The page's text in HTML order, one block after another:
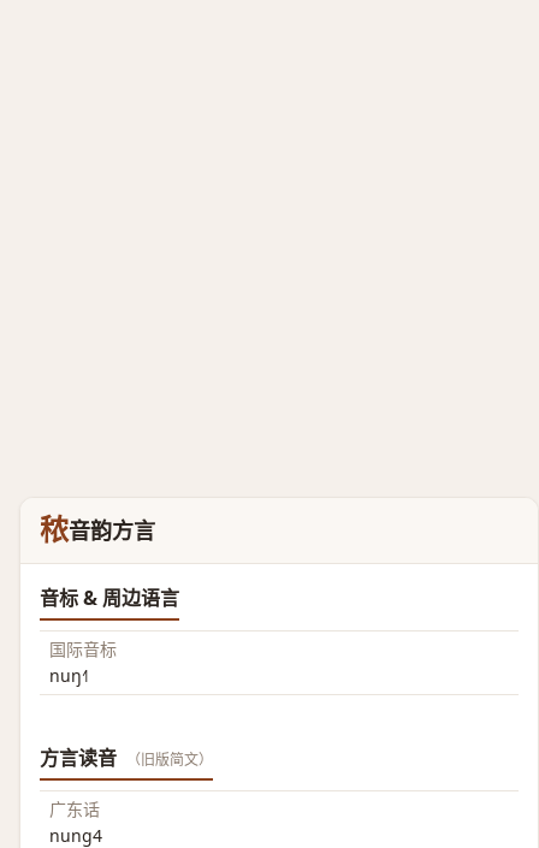
秾音韵方言
音标 & 周边语言
国际音标
nuŋ˧˥
方言读音 （旧版简文）
广东话
nung4